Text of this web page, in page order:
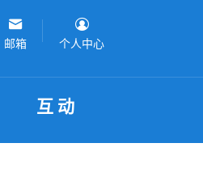
邮箱 个人中心
互动